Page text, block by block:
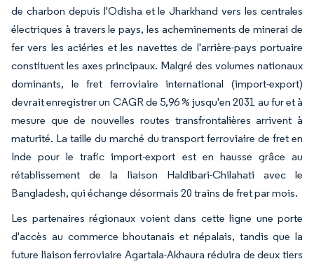
de charbon depuis l'Odisha et le Jharkhand vers les centrales
électriques à travers le pays, les acheminements de minerai de
fer vers les aciéries et les navettes de l'arrière-pays portuaire
constituent les axes principaux. Malgré des volumes nationaux
dominants, le fret ferroviaire international (import-export)
devrait enregistrer un CAGR de 5,96 % jusqu'en 2031 au fur et à
mesure que de nouvelles routes transfrontalières arrivent à
maturité. La taille du marché du transport ferroviaire de fret en
Inde pour le trafic import-export est en hausse grâce au
rétablissement de la liaison Haldibari-Chilahati avec le
Bangladesh, qui échange désormais 20 trains de fret par mois.
Les partenaires régionaux voient dans cette ligne une porte
d'accès au commerce bhoutanais et népalais, tandis que la
future liaison ferroviaire Agartala-Akhaura réduira de deux tiers